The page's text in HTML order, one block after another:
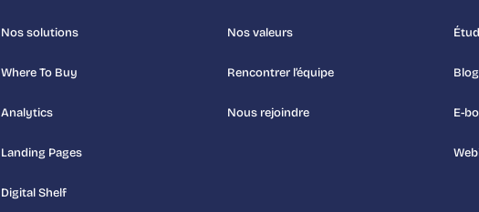
Nos solutions
Where To Buy
Analytics
Landing Pages
Digital Shelf
Nos valeurs
Rencontrer l’équipe
Nous rejoindre
Blog
E-